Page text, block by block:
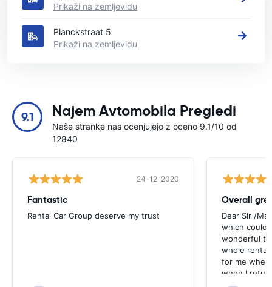
Prikaži na zemljevidu
Planckstraat 5
Prikaži na zemljevidu
9.1 Najem Avtomobila Pregledi
Naše stranke nas ocenjujejo z oceno 9.1/10 od
12840
24-12-2020
Fantastic
Rental Car Group deserve my trust
Overall
Dear Sir /
which could
wonderful to
whole
for me
when I